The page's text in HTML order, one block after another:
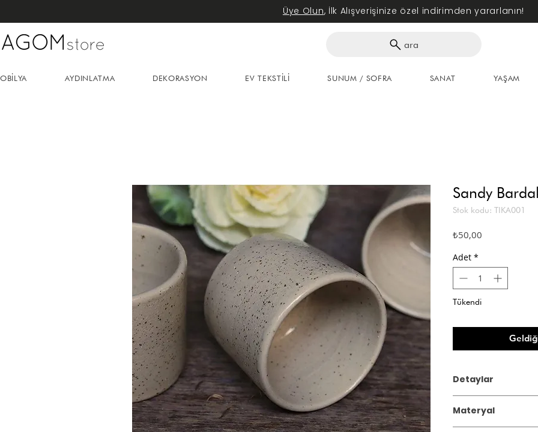
Üye Olun, İlk Alışverişinize özel indirimden yararlanın!
ara
Sandy
Stok kodu: TIKA001
₺50,00Fiyat
Adet *
Tükendi
Detaylar
Ürün Ebatı: Çap:6,5
Materyal
AYDINLATMA DEKORASYON EV TEKSTİLİ SUNUM / SOFRA SANAT YAŞAM